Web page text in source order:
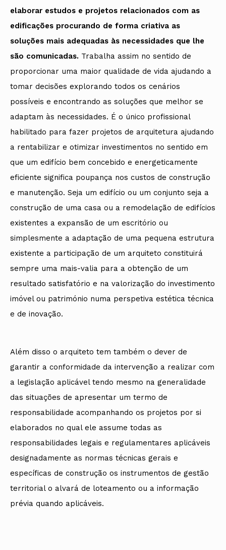
elaborar estudos e projetos relacionados com as
edificações procurando de forma criativa as
soluções mais adequadas às necessidades que lhe
são comunicadas. Trabalha assim no sentido de
proporcionar uma maior qualidade de vida ajudando a
tomar decisões explorando todos os cenários
possíveis e encontrando as soluções que melhor se
adaptam às necessidades. É o único profissional
habilitado para fazer projetos de arquitetura ajudando
a rentabilizar e otimizar investimentos no sentido em
que um edifício bem concebido e energeticamente
eficiente significa poupança nos custos de construção
e manutenção. Seja um edifício ou um conjunto seja a
construção de uma casa ou a remodelação de edifícios
existentes a expansão de um escritório ou
simplesmente a adaptação de uma pequena estrutura
existente a participação de um arquiteto constituirá
sempre uma mais-valia para a obtenção de um
resultado satisfatório e na valorização do investimento
imóvel ou património numa perspetiva estética técnica
e de inovação.
Além disso o arquiteto tem também o dever de
garantir a conformidade da intervenção a realizar com
a legislação aplicável tendo mesmo na generalidade
das situações de apresentar um termo de
responsabilidade acompanhando os projetos por si
elaborados no qual ele assume todas as
responsabilidades legais e regulamentares aplicáveis
designadamente as normas técnicas gerais e
específicas de construção os instrumentos de gestão
territorial o alvará de loteamento ou a informação
prévia quando aplicáveis.